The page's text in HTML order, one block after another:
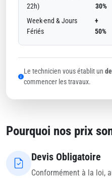
22h)
30%
Week-end & Jours
Fériés
+
50%
Le technicien vous établit un
commencer les travaux.
Pourquoi nos prix
Devis Obligatoire
Conformément à la loi,